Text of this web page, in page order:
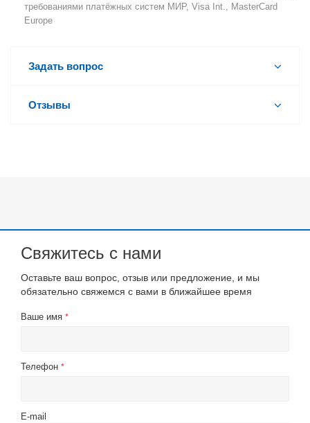
требованиями платёжных систем МИР, Visa Int., MasterCard
Europe
Задать вопрос
Отзывы
Свяжитесь с нами
Оставьте ваш вопрос, отзыв или предложение, и мы
обязательно свяжемся с вами в ближайшее время
Ваше имя *
Телефон *
E-mail